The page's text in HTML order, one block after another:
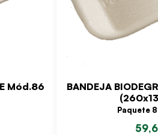
Mód.86
BANDEJA
Paquete